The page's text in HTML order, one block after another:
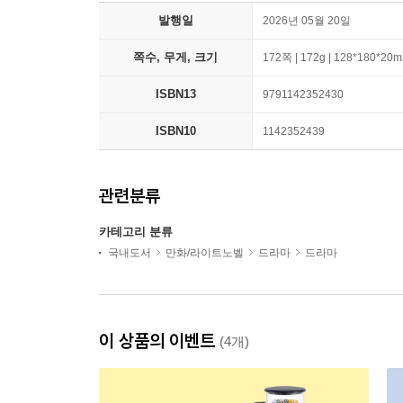
발행일 2026년 05월 20일
쪽수, 무게, 크기 172쪽 | 172g |
ISBN13 9791142352430
ISBN10 1142352439
관련분류
카테고리 분류
국내도서 만화/라이트노벨 드라마 드라마
이 상품의 이벤트 (4개)